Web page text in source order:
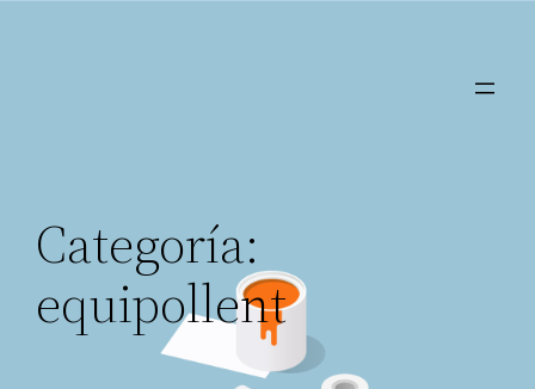
Categoría:
equipollent